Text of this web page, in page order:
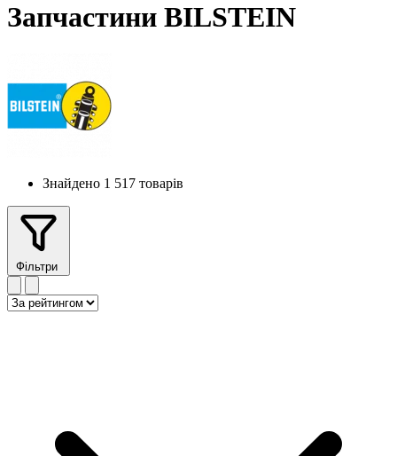
Запчастини BILSTEIN
Знайдено 1 517 товарів
Фільтри